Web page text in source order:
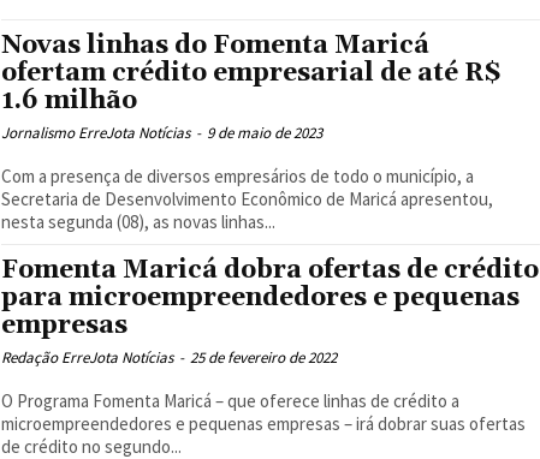
Novas linhas do Fomenta Maricá
ofertam crédito empresarial de até R$
1.6 milhão
Jornalismo ErreJota Notícias - 9 de maio de 2023
Com a presença de diversos empresários de todo o município, a
Secretaria de Desenvolvimento Econômico de Maricá apresentou,
nesta segunda (08), as novas linhas...
Fomenta Maricá dobra ofertas de crédito
para microempreendedores e pequenas
empresas
Redação ErreJota Notícias - 25 de fevereiro de 2022
O Programa Fomenta Maricá – que oferece linhas de crédito a
microempreendedores e pequenas empresas – irá dobrar suas ofertas
de crédito no segundo...